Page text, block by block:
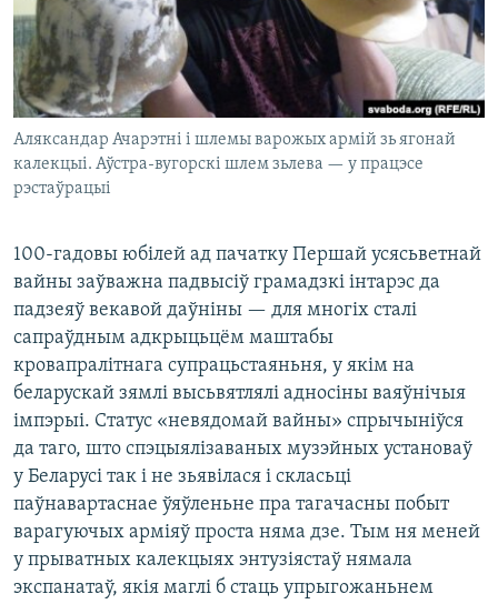
Аляксандар Ачарэтні і шлемы варожых армій зь ягонай
калекцыі. Аўстра-вугорскі шлем зьлева — у працэсе
рэстаўрацыі
100-гадовы юбілей ад пачатку Першай усясьветнай
вайны заўважна падвысіў грамадзкі інтарэс да
падзеяў векавой даўніны — для многіх сталі
сапраўдным адкрыцьцём маштабы
кровапралітнага супрацьстаяньня, у якім на
беларускай зямлі высьвятлялі адносіны ваяўнічыя
імпэрыі. Статус «невядомай вайны» спрычыніўся
да таго, што спэцыялізаваных музэйных установаў
у Беларусі так і не зьявілася і скласьці
паўнавартаснае ўяўленьне пра тагачасны побыт
варагуючых арміяў проста няма дзе. Тым ня меней
у прыватных калекцыях энтузіястаў нямала
экспанатаў, якія маглі б стаць упрыгожаньнем